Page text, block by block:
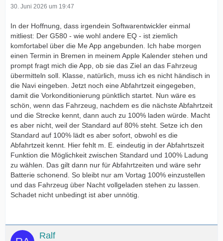
30. Juni 2026 um 19:47
In der Hoffnung, dass irgendein Softwarentwickler einmal
mitliest: Der G580 - wie wohl andere EQ - ist ziemlich
komfortabel über die Me App angebunden. Ich habe morgen
einen Termin in Bremen in meinem Apple Kalender stehen und
prompt fragt mich die App, ob sie das Ziel an das Fahrzeug
übermitteln soll. Klasse, natürlich, muss ich es nicht händisch in
die Navi eingeben. Jetzt noch eine Abfahrtzeit eingegeben,
damit die Vorkonditionierung pünktlich startet. Nun wäre es
schön, wenn das Fahrzeug, nachdem es die nächste Abfahrtzeit
und die Strecke kennt, dann auch zu 100% laden würde. Macht
es aber nicht, weil der Standard auf 80% steht. Setze ich den
Standard auf 100% lädt es aber sofort, obwohl es die
Abfahrtzeit kennt. Hier fehlt m. E. eindeutig in der Abfahrtszeit
Funktion die Möglichkeit zwischen Standard und 100% Ladung
zu wählen. Das gilt dann nur für Abfahrtzeiten und wäre sehr
Batterie schonend. So bleibt nur am Vortag 100% einzustellen
und das Fahrzeug über Nacht vollgeladen stehen zu lassen.
Schadet nicht unbedingt ist aber unnötig.
Ralf